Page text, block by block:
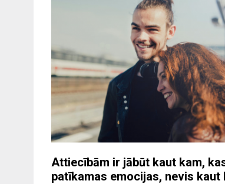
Attiecībām ir jābūt kaut kam,
patīkamas emocijas, nevis